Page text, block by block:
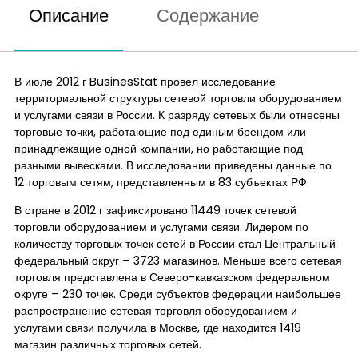
Описание Содержание
В июле 2012 г BusinesStat провел исследование
территориальной структуры сетевой торговли оборудованием
и услугами связи в России. К разряду сетевых были отнесены
торговые точки, работающие под единым брендом или
принадлежащие одной компании, но работающие под
разными вывесками. В исследовании приведены данные по
12 торговым сетям, представленным в 83 субъектах РФ.
В стране в 2012 г зафиксировано 11449 точек сетевой
торговли оборудованием и услугами связи. Лидером по
количеству торговых точек сетей в России стал Центральный
федеральный округ – 3723 магазинов. Меньше всего сетевая
торговля представлена в Северо-кавказском федеральном
округе – 230 точек. Среди субъектов федерации наибольшее
распространение сетевая торговля оборудованием и
услугами связи получила в Москве, где находится 1419
магазин различных торговых сетей.